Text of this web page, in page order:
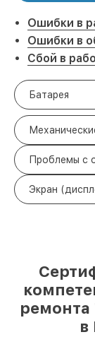
Ошибки в
Ошибки в
Сбой в
Батарея
Проблемы с
Экран
в